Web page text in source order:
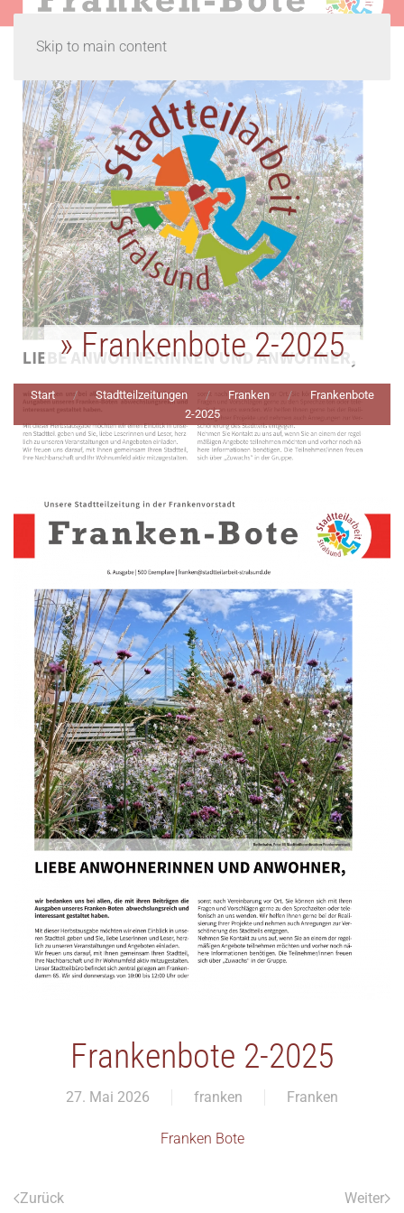
Skip to main content
» Frankenbote 2-2025
Start Stadtteilzeitungen Franken
Frankenbote
2-2025
Frankenbote 2-2025
27. Mai 2026 franken Franken
Franken Bote
Zurück Weiter